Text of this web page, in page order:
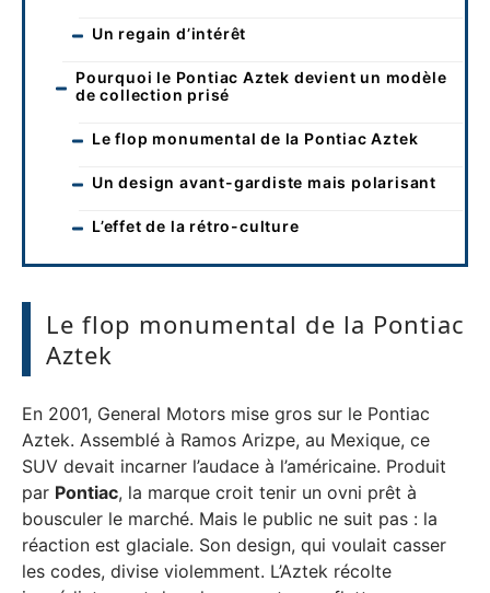
Un regain d’intérêt
Pourquoi le Pontiac Aztek devient un modèle
de collection prisé
Le flop monumental de la Pontiac Aztek
Un design avant-gardiste mais polarisant
L’effet de la rétro-culture
Le flop monumental de la Pontiac
Aztek
En 2001, General Motors mise gros sur le Pontiac
Aztek. Assemblé à Ramos Arizpe, au Mexique, ce
SUV devait incarner l’audace à l’américaine. Produit
par Pontiac, la marque croit tenir un ovni prêt à
bousculer le marché. Mais le public ne suit pas : la
réaction est glaciale. Son design, qui voulait casser
les codes, divise violemment. L’Aztek récolte